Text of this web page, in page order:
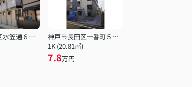
神戸市長田区水笠通６丁目
神戸市長田区一番町５丁目
1K (20.81㎡)
7.8万円